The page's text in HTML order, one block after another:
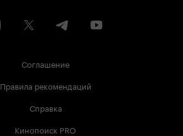
Соглашение
Правила рекомендаций
Справка
Кинопоиск PRO